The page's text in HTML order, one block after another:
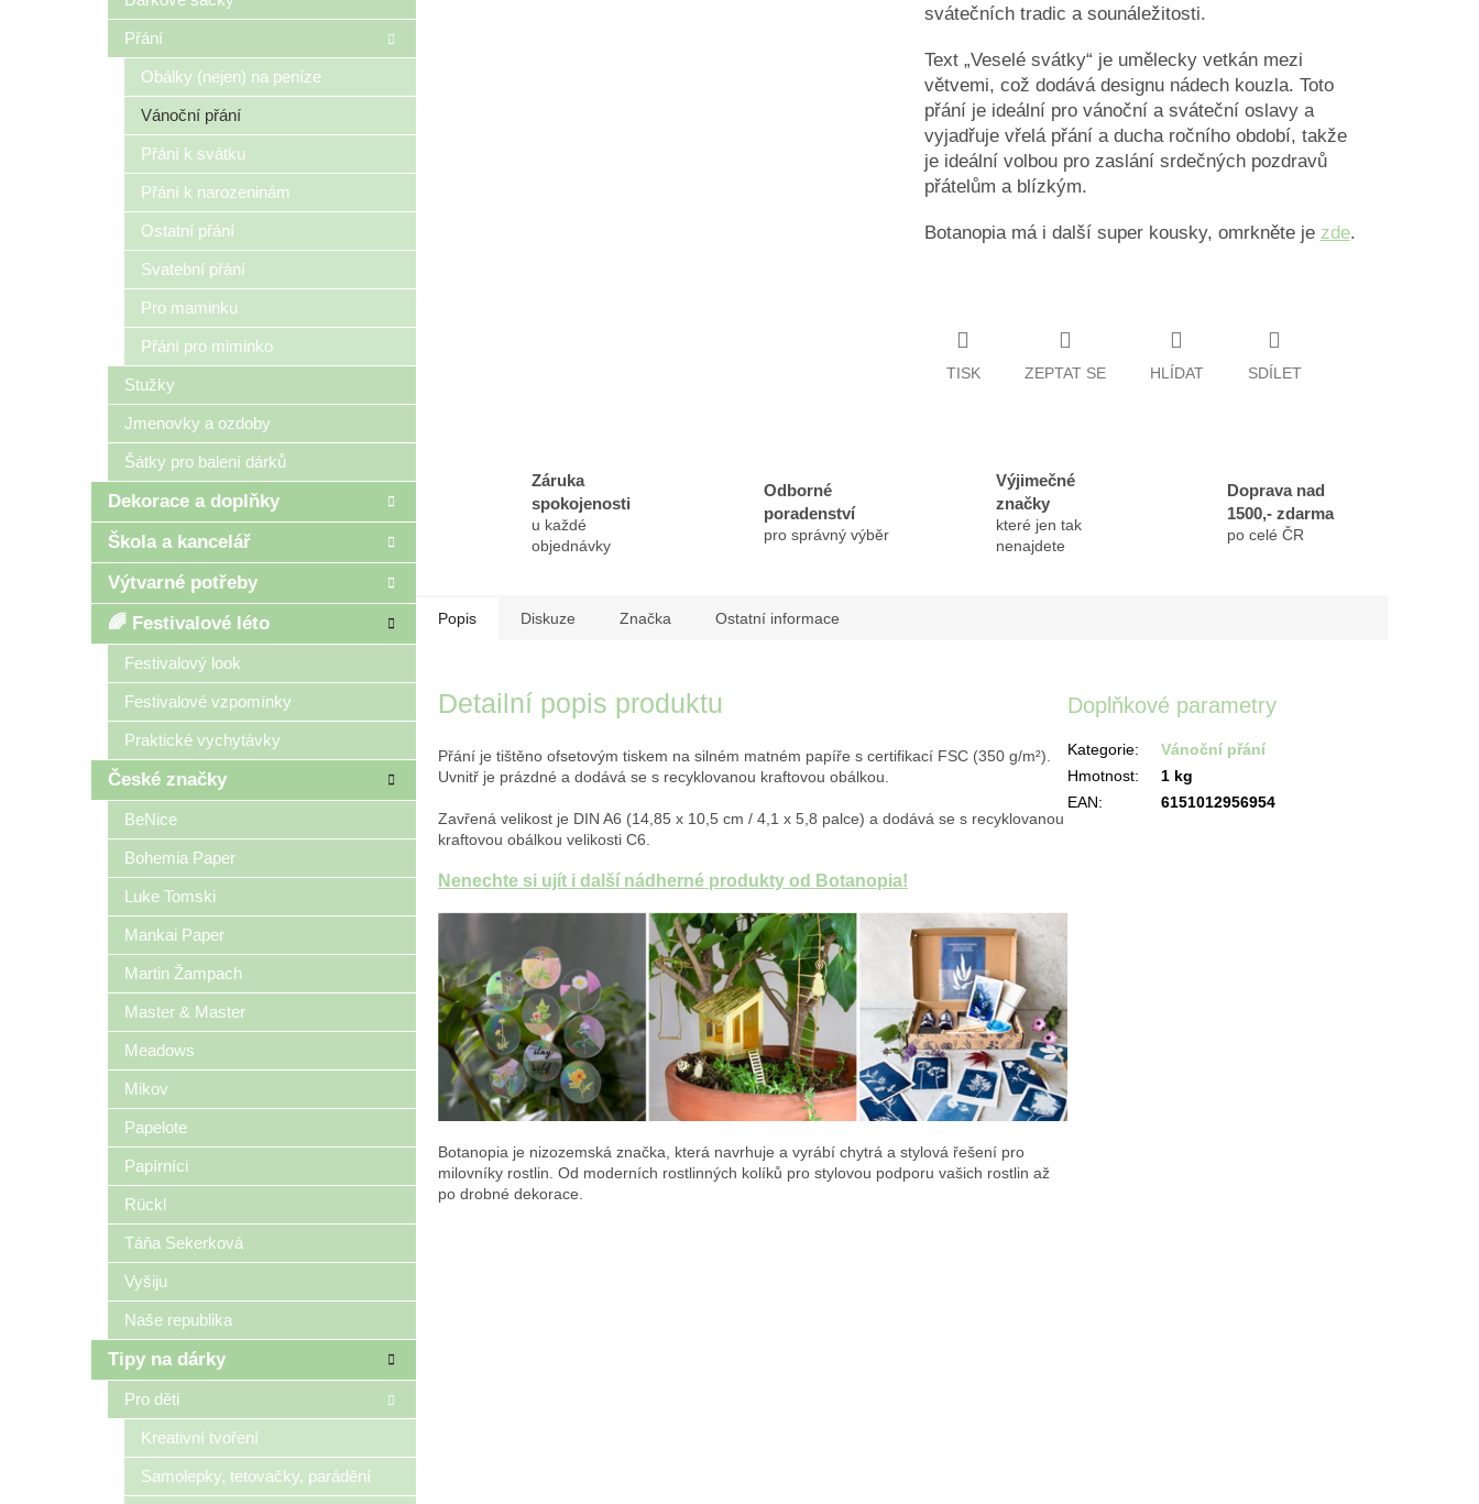
Přání
Obálky (nejen) na peníze
Vánoční přání
Přání k svátku
Přání k narozeninám
Ostatní přání
Svatební přání
Pro maminku
Přání pro miminko
Stužky
Jmenovky a ozdoby
Šátky pro balení dárků
Dekorace a doplňky
Škola a kancelář
Výtvarné potřeby
🌈 Festivalové léto
Festivalový look
Festivalové vzpomínky
Praktické vychytávky
České značky
BeNice
Bohemia Paper
Luke Tomski
Mankai Paper
Martin Žampach
Master & Master
Meadows
Mikov
Papelote
Papírníci
Rückl
Táňa Sekerková
Vyšiju
Naše republika
Tipy na dárky
Pro děti
Kreativní tvoření
Samolepky, tetovačky, parádění
svátečních tradic a sounáležitosti.
Text „Veselé svátky“ je umělecky vetkán mezi
větvemi, což dodává designu nádech kouzla. Toto
přání je ideální pro vánoční a sváteční oslavy a
vyjadřuje vřelá přání a ducha ročního období, takže
je ideální volbou pro zaslání srdečných pozdravů
přátelům a blízkým.
Botanopia má i další super kousky, omrkněte je zde.
TISK ZEPTAT SE HLÍDAT SDÍLET
Záruka
spokojenosti
u každé
objednávky
Odborné
poradenství
pro správný výběr
Výjimečné
značky
které jen tak
nenajdete
Doprava nad
1500,- zdarma
po celé ČR
Popis Diskuze Značka Ostatní informace
Detailní popis produktu
Přání je tištěno ofsetovým tiskem na silném matném papíře s certifikací FSC (350 g/m²).
Uvnitř je prázdné a dodává se s recyklovanou kraftovou obálkou.
Zavřená velikost je DIN A6 (14,85 x 10,5 cm / 4,1 x 5,8 palce) a dodává se s recyklovanou
kraftovou obálkou velikosti C6.
Nenechte si ujít i další nádherné produkty od Botanopia!
Botanopia je nizozemská značka, která navrhuje a vyrábí chytrá a stylová řešení pro
milovníky rostlin. Od moderních rostlinných kolíků pro stylovou podporu vašich rostlin až
po drobné dekorace.
Doplňkové parametry
Kategorie:
Vánoční přání
Hmotnost:
1 kg
EAN: 6151012956954